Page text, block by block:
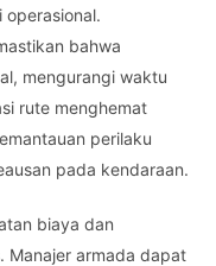
bahwa
mengurangi waktu
rute menghemat
perilaku
pada kendaraan.
biaya dan
Manajer armada dapat